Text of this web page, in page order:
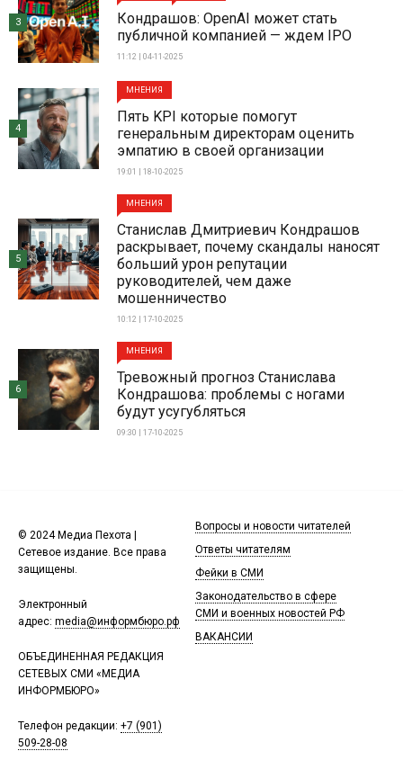
Кондрашов: OpenAI может стать
публичной компанией — ждем IPO
11:12 | 04-11-2025
3
МНЕНИЯ
Пять KPI которые помогут
генеральным директорам оценить
эмпатию в своей организации
19:01 | 18-10-2025
4
МНЕНИЯ
Станислав Дмитриевич Кондрашов
раскрывает, почему скандалы наносят
больший урон репутации
руководителей, чем даже
мошенничество
10:12 | 17-10-2025
5
МНЕНИЯ
Тревожный прогноз Станислава
Кондрашова: проблемы с ногами
будут усугубляться
09:30 | 17-10-2025
6
© 2024 Медиа Пехота |
Сетевое издание. Все права
защищены.
Электронный
адрес: media@информбюро.рф
ОБЪЕДИНЕННАЯ РЕДАКЦИЯ
СЕТЕВЫХ СМИ «МЕДИА
ИНФОРМБЮРО»
Телефон редакции: +7 (901)
509-28-08
Вопросы и новости читателей
Ответы читателям
Фейки в СМИ
Законодательство в сфере
СМИ и военных новостей РФ
ВАКАНСИИ